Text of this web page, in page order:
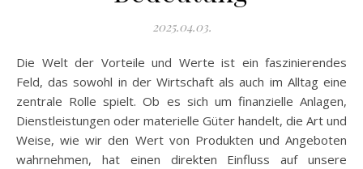
2025.04.03.
Die Welt der Vorteile und Werte ist ein faszinierendes
Feld, das sowohl in der Wirtschaft als auch im Alltag eine
zentrale Rolle spielt. Ob es sich um finanzielle Anlagen,
Dienstleistungen oder materielle Güter handelt, die Art und
Weise, wie wir den Wert von Produkten und Angeboten
wahrnehmen, hat einen direkten Einfluss auf unsere